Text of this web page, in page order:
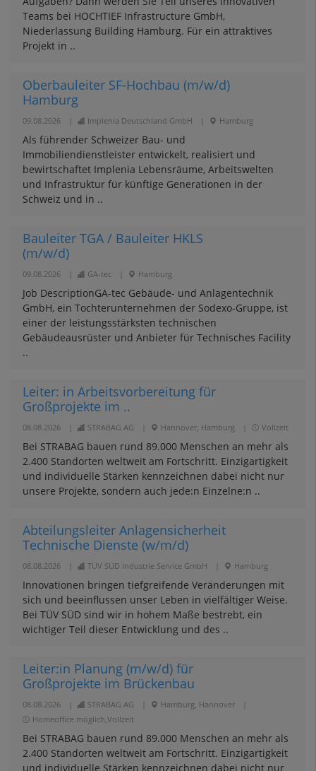
Teams bei HOCHTIEF Infrastructure GmbH,
Niederlassung Building Hamburg. Für ein attraktives
Projekt in ..
Oberbauleiter SF-Hochbau (m/w/d)
Hamburg
09.08.2026 Implenia Deutschland GmbH Hamburg
Als führender Schweizer Bau- und
Immobiliendienstleister entwickelt, realisiert und
bewirtschaftet Implenia Lebensräume, Arbeitswelten
und Infrastruktur für künftige Generationen in der
Schweiz und in ..
Bauleiter TGA / Bauleiter HKLS
(m/w/d)
09.08.2026 GA-tec Hamburg
Job DescriptionGA-tec Gebäude- und Anlagentechnik
GmbH, ein Tochterunternehmen der Sodexo-Gruppe, ist
einer der leistungsstärksten technischen
Gebäudeausrüster und Anbieter für Technisches Facility
..
Leiter: in Arbeitsvorbereitung für
Großprojekte im ..
08.08.2026 STRABAG AG Hannover, Hamburg Vollzeit
Bei STRABAG bauen rund 89.000 Menschen an mehr als
2.400 Standorten weltweit am Fortschritt. Einzigartigkeit
und individuelle Stärken kennzeichnen dabei nicht nur
unsere Projekte, sondern auch jede:n Einzelne:n ..
Abteilungsleiter Anlagensicherheit
Technische Dienste (w/m/d)
08.08.2026 TÜV SÜD Industrie Service GmbH Hamburg
Innovationen bringen tiefgreifende Veränderungen mit
sich und beeinflussen unser Leben in vielfältiger Weise.
Bei TÜV SÜD sind wir in hohem Maße bestrebt, ein
wichtiger Teil dieser Entwicklung und des ..
Leiter:in Planung (m/w/d) für
Großprojekte im Brückenbau
08.08.2026 STRABAG AG Hamburg, Hannover
Homeoffice möglich,Vollzeit
Bei STRABAG bauen rund 89.000 Menschen an mehr als
2.400 Standorten weltweit am Fortschritt. Einzigartigkeit
und individuelle Stärken kennzeichnen dabei nicht nur